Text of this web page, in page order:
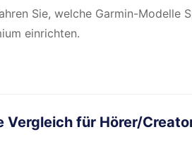
Sie, welche Garmin-Modelle
einrichten.
Vergleich für Hörer/